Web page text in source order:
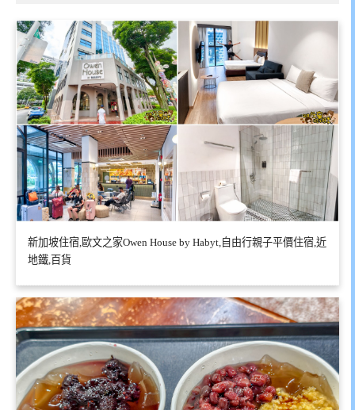
新加坡住宿,歐文之家Owen House by Habyt,自由行親子平價住宿,近
地鐵,百貨